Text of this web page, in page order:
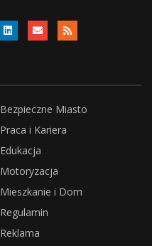
Bezpieczne Miasto
Praca i Kariera
Edukacja
Motoryzacja
Mieszkanie i Dom
Regulamin
Reklama